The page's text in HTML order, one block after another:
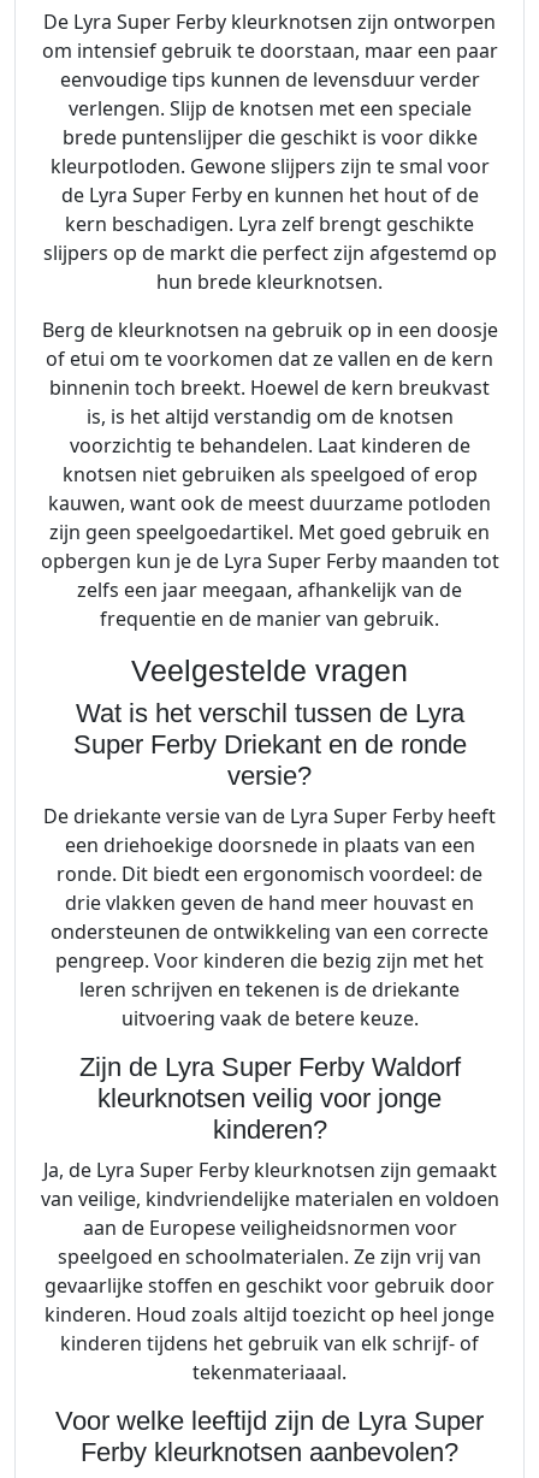
De Lyra Super Ferby kleurknotsen zijn ontworpen
om intensief gebruik te doorstaan, maar een paar
eenvoudige tips kunnen de levensduur verder
verlengen. Slijp de knotsen met een speciale
brede puntenslijper die geschikt is voor dikke
kleurpotloden. Gewone slijpers zijn te smal voor
de Lyra Super Ferby en kunnen het hout of de
kern beschadigen. Lyra zelf brengt geschikte
slijpers op de markt die perfect zijn afgestemd op
hun brede kleurknotsen.
Berg de kleurknotsen na gebruik op in een doosje
of etui om te voorkomen dat ze vallen en de kern
binnenin toch breekt. Hoewel de kern breukvast
is, is het altijd verstandig om de knotsen
voorzichtig te behandelen. Laat kinderen de
knotsen niet gebruiken als speelgoed of erop
kauwen, want ook de meest duurzame potloden
zijn geen speelgoedartikel. Met goed gebruik en
opbergen kun je de Lyra Super Ferby maanden tot
zelfs een jaar meegaan, afhankelijk van de
frequentie en de manier van gebruik.
Veelgestelde vragen
Wat is het verschil tussen de Lyra
Super Ferby Driekant en de ronde
versie?
De driekante versie van de Lyra Super Ferby heeft
een driehoekige doorsnede in plaats van een
ronde. Dit biedt een ergonomisch voordeel: de
drie vlakken geven de hand meer houvast en
ondersteunen de ontwikkeling van een correcte
pengreep. Voor kinderen die bezig zijn met het
leren schrijven en tekenen is de driekante
uitvoering vaak de betere keuze.
Zijn de Lyra Super Ferby Waldorf
kleurknotsen veilig voor jonge
kinderen?
Ja, de Lyra Super Ferby kleurknotsen zijn gemaakt
van veilige, kindvriendelijke materialen en voldoen
aan de Europese veiligheidsnormen voor
speelgoed en schoolmaterialen. Ze zijn vrij van
gevaarlijke stoffen en geschikt voor gebruik door
kinderen. Houd zoals altijd toezicht op heel jonge
kinderen tijdens het gebruik van elk schrijf- of
tekenmateriaaal.
Voor welke leeftijd zijn de Lyra Super
Ferby kleurknotsen aanbevolen?